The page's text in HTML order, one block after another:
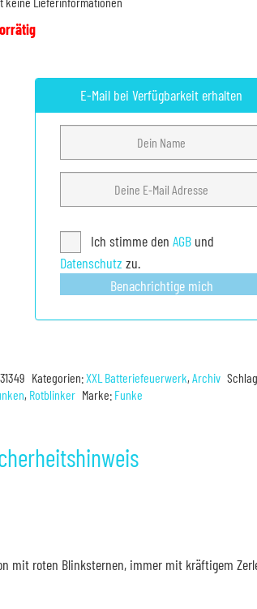
E-Mail bei Verfügbarkeit erhalten
Ich stimme den AGB und
Datenschutz zu.
Benachrichtige mich
Kategorien:XXL Batteriefeuerwerk,Archiv
, Rotblinker Marke: Funke
mit roten Blinksternen, immer mit kräftigem